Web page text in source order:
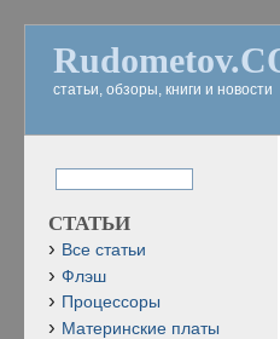
статьи, обзоры, книги и новости
СТАТЬИ
Все статьи
Флэш
Процессоры
Материнские платы